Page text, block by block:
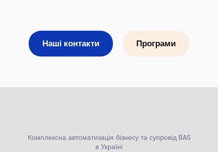
Наші контакти Програми
Комплексна автоматизація бізнесу та супровід BAS
в Україні